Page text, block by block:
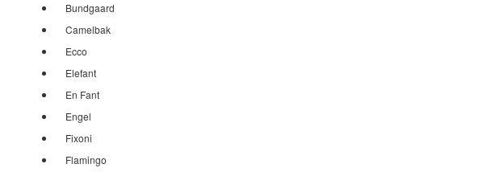
Bundgaard
Camelbak
Ecco
Elefant
En Fant
Engel
Fixoni
Flamingo